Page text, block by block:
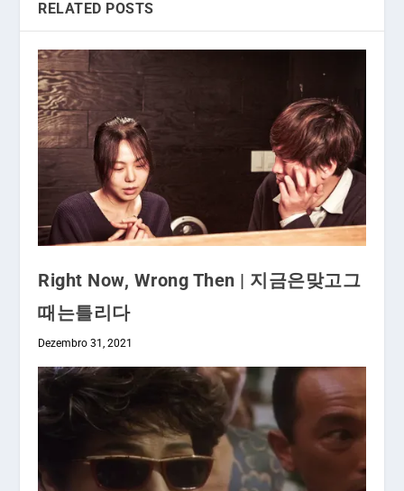
RELATED POSTS
Right Now, Wrong Then | 지금은맞고그
때는틀리다
Dezembro 31, 2021